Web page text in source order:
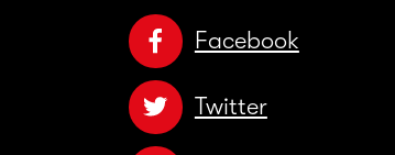
Facebook
Twitter